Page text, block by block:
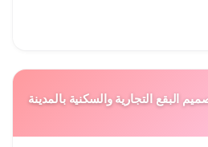
البقع التجارية والسكنية بالمدينة